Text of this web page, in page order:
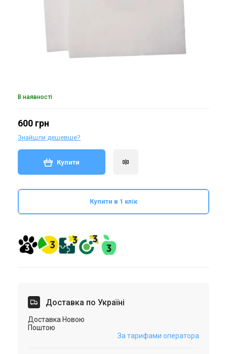
В наявності
600 грн
Знайшли дешевше?
Купити
Купити в 1 клік
Доставка по Україні
Доставка Новою
Поштою
За тарифами оператора